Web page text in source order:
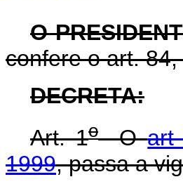
O
confere o art.
DECRETA:
Art. 1oOart
1999, passa a